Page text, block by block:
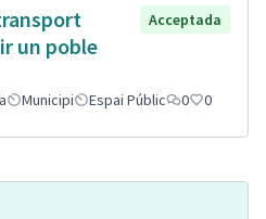
un poble
Acceptada
Municipi Espai Públic 0 0